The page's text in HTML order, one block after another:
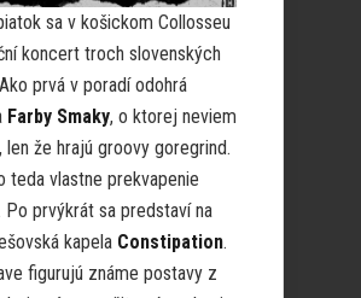
sa v košickom Collosseu
koncert troch slovenských
prvá v poradí odohrá
Farby Smaky, o ktorej neviem
len že hrajú groovy goregrind.
teda vlastne prekvapenie
Po prvýkrát sa predstaví na
kapela Constipation.
figurujú známe postavy z